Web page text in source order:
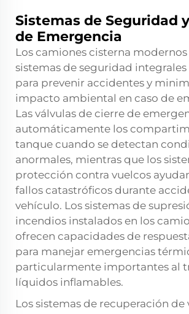
Sistemas de Seguridad
de Emergencia
Los camiones cisterna
sistemas de seguridad
para prevenir accidentes y
impacto ambiental en caso de
Las válvulas de cierre de
automáticamente los
tanque cuando se detectan
anormales, mientras que los
protección contra vuelcos
fallos catastróficos durante
vehículo. Los sistemas de
incendios instalados en los
ofrecen capacidades de
para manejar emergencias
particularmente importantes al
líquidos inflamables.
Los sistemas de recuperación de